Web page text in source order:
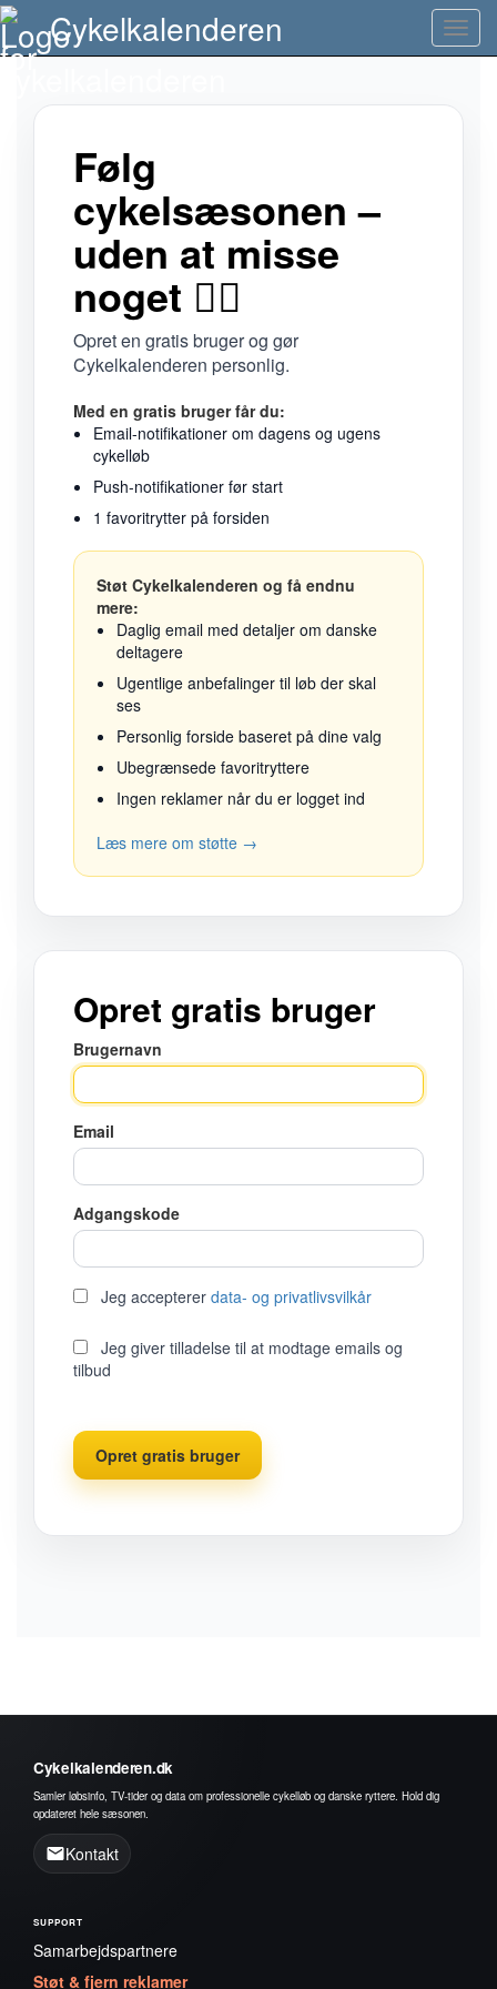
Cykelkalenderen
Danmark Rundt miniguide
Følg
cykelsæsonen –
uden at misse
noget 🚴‍♂️
Opret en gratis bruger og gør
Cykelkalenderen personlig.
Med en gratis bruger får du:
Email-notifikationer om dagens og ugens
cykelløb
Push-notifikationer før start
1 favoritrytter på forsiden
Støt Cykelkalenderen og få endnu
mere:
Daglig email med detaljer om danske
deltagere
Ugentlige anbefalinger til løb der skal
ses
Personlig forside baseret på dine valg
Ubegrænsede favoritryttere
Ingen reklamer når du er logget ind
Læs mere om støtte →
Opret gratis bruger
Brugernavn
Email
Adgangskode
Jeg accepterer data- og privatlivsvilkår
Jeg giver tilladelse til at modtage emails og
tilbud
Opret gratis bruger
Cykelkalenderen.dk
Samler løbsinfo, TV-tider og data om professionelle cykelløb og danske ryttere. Hold dig
opdateret hele sæsonen.
Kontakt
SUPPORT
Samarbejdspartnere
Støt & fjern reklamer